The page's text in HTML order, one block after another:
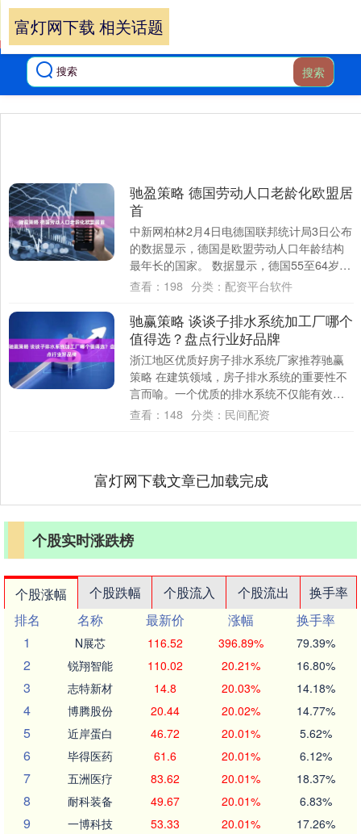
搜索
富灯网下载 相关话题
驰盈策略 德国劳动人口老龄化欧盟居
首
中新网柏林2月4日电德国联邦统计局3日公布
的数据显示，德国是欧盟劳动人口年龄结构
最年长的国家。 数据显示，德国55至64岁劳
动人口占比达24%，在全国4090万....
查看： 198 分类： 配资平台软件
驰赢策略 谈谈子排水系统加工厂哪个
值得选？盘点行业好品牌
浙江地区优质好房子排水系统厂家推荐驰赢
策略 在建筑领域，房子排水系统的重要性不
言而喻。一个优质的排水系统不仅能有效解
决排水、防臭、防水等问题，还能提升居住
查看： 148 分类： 民间配资
富灯网下载文章已加载完成
个股实时涨跌榜
个股涨幅 个股跌幅 个股流入 个股流出
换手率
排名
名称 最新价 涨幅
换手率
1
N展芯 116.52 396.89% 79.39%
2 锐翔智能 110.02 20.21% 16.80%
3 志特新材 14.8 20.03% 14.18%
4 博腾股份 20.44 20.02% 14.77%
5 近岸蛋白 46.72 20.01% 5.62%
6 毕得医药 61.6 20.01% 6.12%
7 五洲医疗 83.62 20.01% 18.37%
8 耐科装备 49.67 20.01% 6.83%
9 一博科技 53.33 20.01% 17.26%